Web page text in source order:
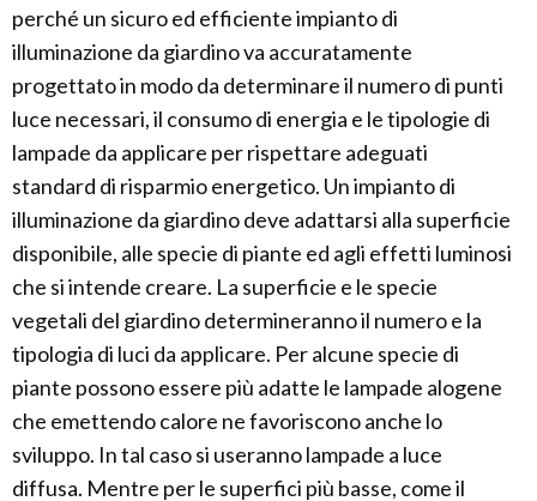
perché un sicuro ed efficiente impianto di
illuminazione da giardino va accuratamente
progettato in modo da determinare il numero di punti
luce necessari, il consumo di energia e le tipologie di
lampade da applicare per rispettare adeguati
standard di risparmio energetico. Un impianto di
illuminazione da giardino deve adattarsi alla superficie
disponibile, alle specie di piante ed agli effetti luminosi
che si intende creare. La superficie e le specie
vegetali del giardino determineranno il numero e la
tipologia di luci da applicare. Per alcune specie di
piante possono essere più adatte le lampade alogene
che emettendo calore ne favoriscono anche lo
sviluppo. In tal caso si useranno lampade a luce
diffusa. Mentre per le superfici più basse, come il